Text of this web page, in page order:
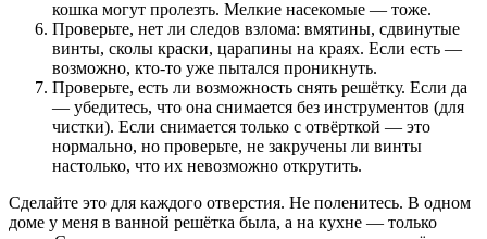
кошка могут пролезть. Мелкие насекомые — тоже.
Проверьте, нет ли следов взлома: вмятины, сдвинутые
винты, сколы краски, царапины на краях. Если есть —
возможно, кто-то уже пытался проникнуть.
Проверьте, есть ли возможность снять решётку. Если да
— убедитесь, что она снимается без инструментов (для
чистки). Если снимается только с отвёрткой — это
нормально, но проверьте, не закручены ли винты
настолько, что их невозможно открутить.
Сделайте это для каждого отверстия. Не поленитесь. В одном
доме у меня в ванной решётка была, а на кухне — только